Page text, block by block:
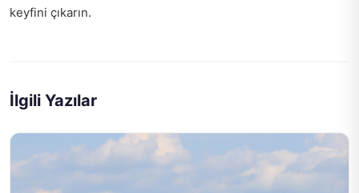
keyfini çıkarın.
İlgili Yazılar